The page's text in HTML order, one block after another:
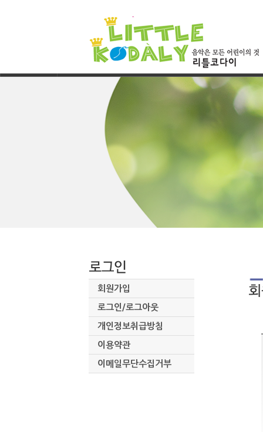
회원가입
로그인/로그아웃
개인정보취급방침
이용약관
이메일무단수집거부